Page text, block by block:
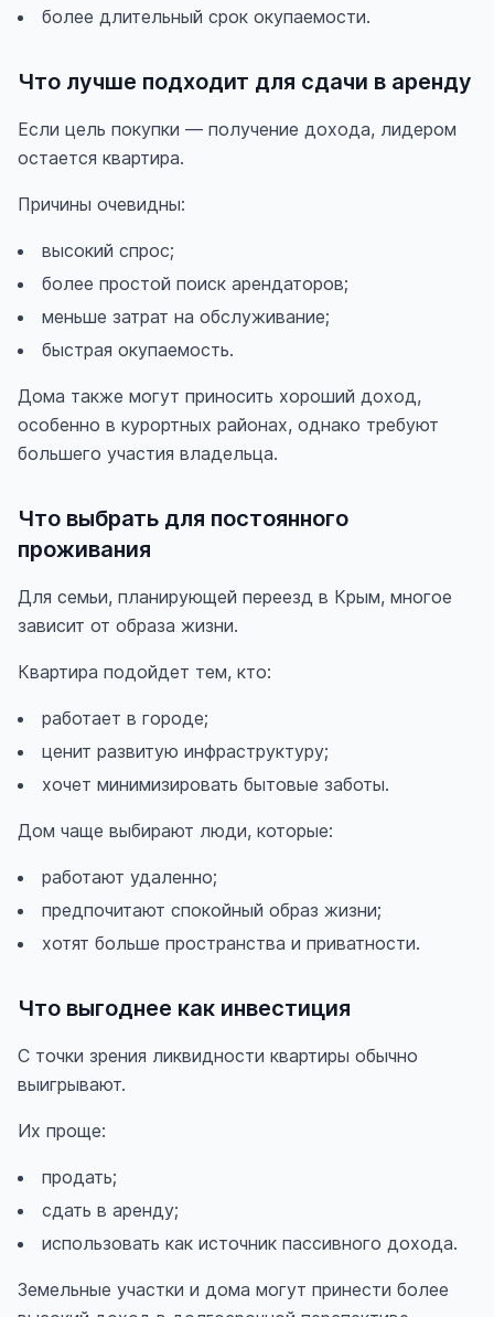
более длительный срок окупаемости.
Что лучше подходит для сдачи в аренду
Если цель покупки — получение дохода, лидером
остается квартира.
Причины очевидны:
высокий спрос;
более простой поиск арендаторов;
меньше затрат на обслуживание;
быстрая окупаемость.
Дома также могут приносить хороший доход,
особенно в курортных районах, однако требуют
большего участия владельца.
Что выбрать для постоянного
проживания
Для семьи, планирующей переезд в Крым, многое
зависит от образа жизни.
Квартира подойдет тем, кто:
работает в городе;
ценит развитую инфраструктуру;
хочет минимизировать бытовые заботы.
Дом чаще выбирают люди, которые:
работают удаленно;
предпочитают спокойный образ жизни;
хотят больше пространства и приватности.
Что выгоднее как инвестиция
С точки зрения ликвидности квартиры обычно
выигрывают.
Их проще:
продать;
сдать в аренду;
использовать как источник пассивного дохода.
Земельные участки и дома могут принести более